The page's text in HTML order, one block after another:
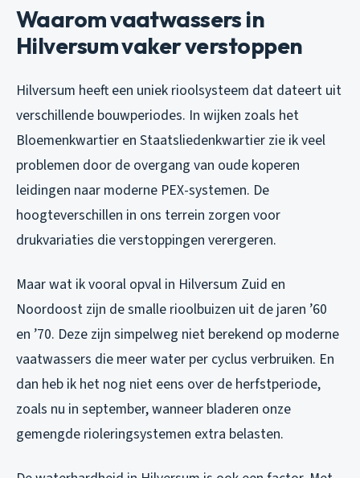
Waarom vaatwassers in
Hilversum vaker verstoppen
Hilversum heeft een uniek rioolsysteem dat dateert uit
verschillende bouwperiodes. In wijken zoals het
Bloemenkwartier en Staatsliedenkwartier zie ik veel
problemen door de overgang van oude koperen
leidingen naar moderne PEX-systemen. De
hoogteverschillen in ons terrein zorgen voor
drukvariaties die verstoppingen verergeren.
Maar wat ik vooral opval in Hilversum Zuid en
Noordoost zijn de smalle rioolbuizen uit de jaren ’60
en ’70. Deze zijn simpelweg niet berekend op moderne
vaatwassers die meer water per cyclus verbruiken. En
dan heb ik het nog niet eens over de herfstperiode,
zoals nu in september, wanneer bladeren onze
gemengde rioleringsystemen extra belasten.